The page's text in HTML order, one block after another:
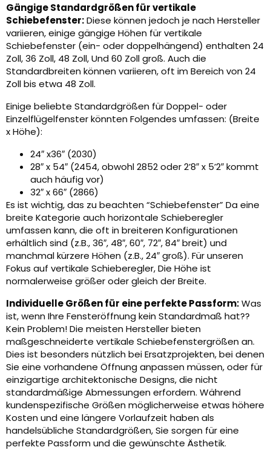
Gängige Standardgrößen für vertikale
Schiebefenster:Diese können jedoch je nach Hersteller
variieren, einige gängige Höhen für vertikale
Schiebefenster (ein- oder doppelhängend) enthalten 24
Zoll, 36 Zoll, 48 Zoll, Und 60 Zoll groß. Auch die
Standardbreiten können variieren, oft im Bereich von 24
Zoll bis etwa 48 Zoll.
Einige beliebte Standardgrößen für Doppel- oder
Einzelflügelfenster könnten Folgendes umfassen: (Breite
x Höhe):
24″ x36″ (2030)
28″ x 54″ (2454, obwohl 2852 oder 2’8″ x 5’2″ kommt
auch häufig vor)
32″ x 66″ (2866)
Es ist wichtig, das zu beachten “Schiebefenster” Da eine
breite Kategorie auch horizontale Schieberegler
umfassen kann, die oft in breiteren Konfigurationen
erhältlich sind (z.B., 36″, 48″, 60″, 72″, 84″ breit) und
manchmal kürzere Höhen (z.B., 24″ groß). Für unseren
Fokus auf vertikale Schieberegler, Die Höhe ist
normalerweise größer oder gleich der Breite.
Individuelle Größen für eine perfekte Passform:Was
ist, wenn Ihre Fensteröffnung kein Standardmaß hat??
Kein Problem! Die meisten Hersteller bieten
maßgeschneiderte vertikale Schiebefenstergrößen an.
Dies ist besonders nützlich bei Ersatzprojekten, bei denen
Sie eine vorhandene Öffnung anpassen müssen, oder für
einzigartige architektonische Designs, die nicht
standardmäßige Abmessungen erfordern. Während
kundenspezifische Größen möglicherweise etwas höhere
Kosten und eine längere Vorlaufzeit haben als
handelsübliche Standardgrößen, Sie sorgen für eine
perfekte Passform und die gewünschte Ästhetik.